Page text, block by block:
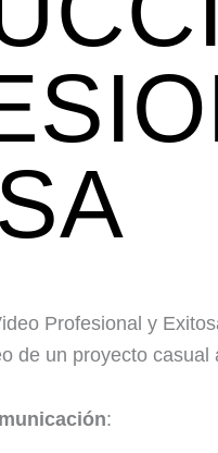
Profesional y
de un proyecto
: